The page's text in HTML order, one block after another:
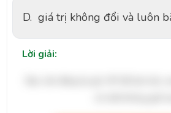
D. giá trị không đổi và luôn
Lời giải: